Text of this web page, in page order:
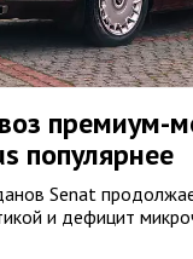
премиум-
популярнее
Senat
и дефицит